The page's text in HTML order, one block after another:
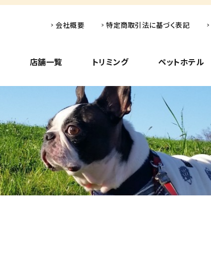
店舗一覧 トリミング ペットホテル
会社概要 特定商取引法に基づく表記